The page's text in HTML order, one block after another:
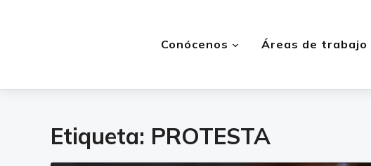
Conócenos Áreas de trabajo
Etiqueta: PROTESTA